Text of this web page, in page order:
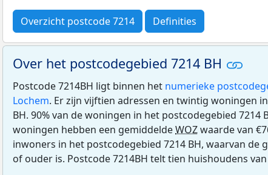
Overzicht postcode 7214 Definities
Over het postcodegebied 7214 BH
Postcode 7214BH ligt binnen het numerieke
Lochem. Er zijn vijftien adressen en twintig woningen
BH. 90% van de woningen in het postcodegebied 7214
woningen hebben een gemiddeldeWOZwaarde van
inwoners in het postcodegebied 7214 BH, waarvan de
of ouder is. Postcode 7214BH telt tien huishoudens